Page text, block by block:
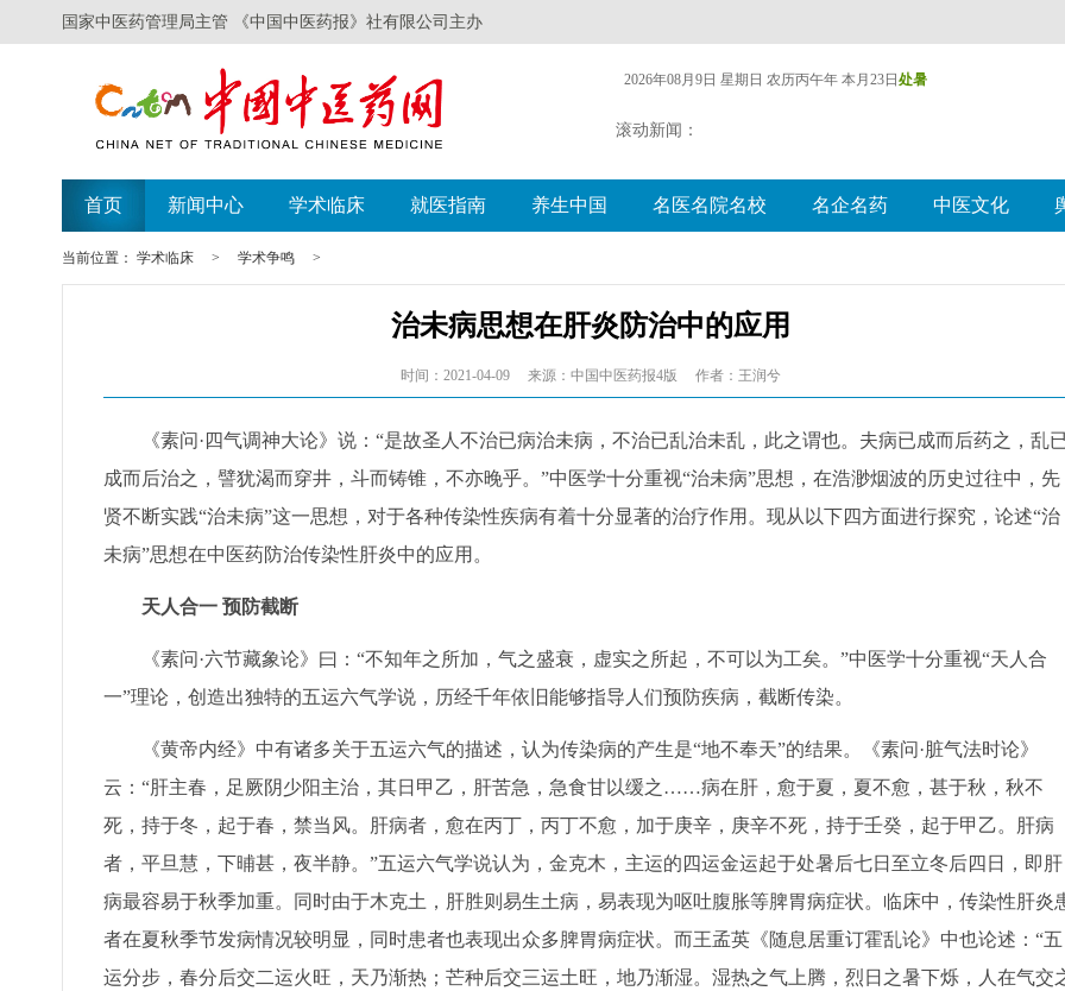
国家中医药管理局主管 《中国中医药报》社有限公司主办
2026年08月9日 星期日 农历丙午年 本月23日 处暑
滚动新闻：
首页 新闻中心 学术临床 就医指南 养生中国 名医名院名校 名企名药 中医文化
当前位置： 学术临床 > 学术争鸣 >
治未病思想在肝炎防治中的应用
时间：2021-04-09 来源：中国中医药报4版 作者：王润兮
《素问·四气调神大论》说：“是故圣人不治已病治未病，不治已乱治未乱，此之谓也。夫病已成而后药之，乱
成而后治之，譬犹渴而穿井，斗而铸锥，不亦晚乎。”中医学十分重视“治未病”思想，在浩渺烟波的历史过往中，先
贤不断实践“治未病”这一思想，对于各种传染性疾病有着十分显著的治疗作用。现从以下四方面进行探究，论述“治
未病”思想在中医药防治传染性肝炎中的应用。
天人合一 预防截断
《素问·六节藏象论》曰：“不知年之所加，气之盛衰，虚实之所起，不可以为工矣。”中医学十分重视“天人合
一”理论，创造出独特的五运六气学说，历经千年依旧能够指导人们预防疾病，截断传染。
《黄帝内经》中有诸多关于五运六气的描述，认为传染病的产生是“地不奉天”的结果。《素问·脏气法时论》
云：“肝主春，足厥阴少阳主治，其日甲乙，肝苦急，急食甘以缓之……病在肝，愈于夏，夏不愈，甚于秋，秋不
死，持于冬，起于春，禁当风。肝病者，愈在丙丁，丙丁不愈，加于庚辛，庚辛不死，持于壬癸，起于甲乙。肝病
者，平旦慧，下晡甚，夜半静。”五运六气学说认为，金克木，主运的四运金运起于处暑后七日至立冬后四日，即肝
病最容易于秋季加重。同时由于木克土，肝胜则易生土病，易表现为呕吐腹胀等脾胃病症状。临床中，传染性肝炎
者在夏秋季节发病情况较明显，同时患者也表现出众多脾胃病症状。而王孟英《随息居重订霍乱论》中也论述：“五
运分步，春分后交二运火旺，天乃渐热；芒种后交三运土旺，地乃渐湿。湿热之气上腾，烈日之暑下烁，人在气交